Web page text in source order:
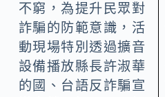
不窮，為提升民眾對
詐騙的防範意識，活
動現場特別透過擴音
設備播放縣長許淑華
的國、台語反詐騙宣